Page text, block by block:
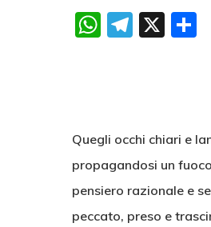
X
Quegli occhi chiari e
propagandosi un
pensiero razionale e
peccato, preso e